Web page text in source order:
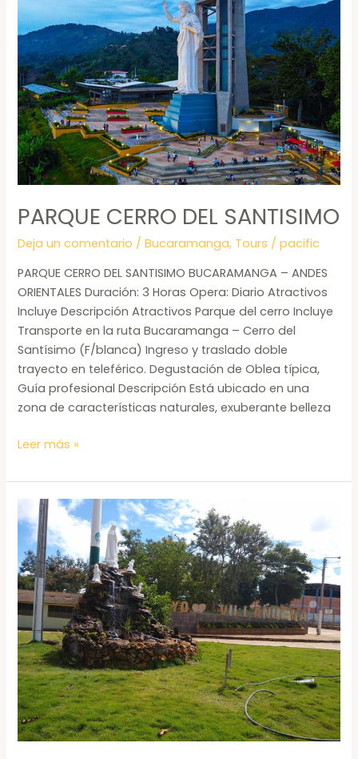
PARQUE CERRO DEL SANTISIMO
Deja un comentario /Bucaramanga, Tours /pacific
PARQUE CERRO DEL SANTISIMO BUCARAMANGA – ANDES
ORIENTALES Duración: 3 Horas Opera: Diario Atractivos
Incluye Descripción Atractivos Parque del cerro Incluye
Transporte en la ruta Bucaramanga – Cerro del
Santísimo (F/blanca) Ingreso y traslado doble
trayecto en teleférico. Degustación de Oblea típica,
Guía profesional Descripción Está ubicado en una
zona de características naturales, exuberante belleza
SANTISIMO
Leer más »
SAN
GIL
BARICHARA
–
GUANE